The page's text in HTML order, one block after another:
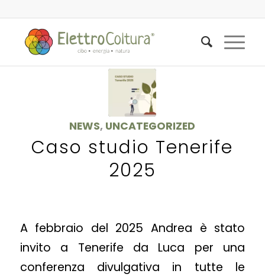
NEWS, UNCATEGORIZED
Caso studio Tenerife
2025
A febbraio del 2025 Andrea è stato
invito a Tenerife da Luca per una
conferenza divulgativa in tutte le